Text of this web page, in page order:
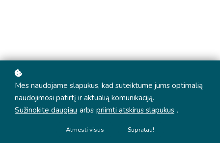
Mes naudojame slapukus, kad suteiktume jums optimalią
naudojimosi patirtį ir aktualią komunikaciją.
Sužinokite daugiau arbs priimti atskirus slapukus .
Atmesti visus Supratau!